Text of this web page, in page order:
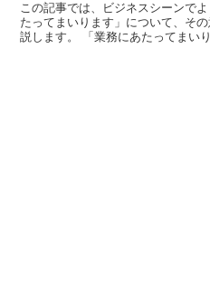
この記事では、ビジネスシーンで
たってまいります」について、そ
説します。 「業務にあたってまい